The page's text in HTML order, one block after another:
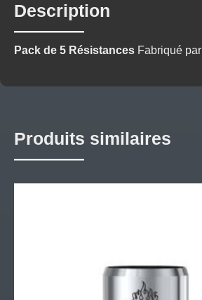
Description
Pack de 5 Résistances Fabriqué par
Produits similaires